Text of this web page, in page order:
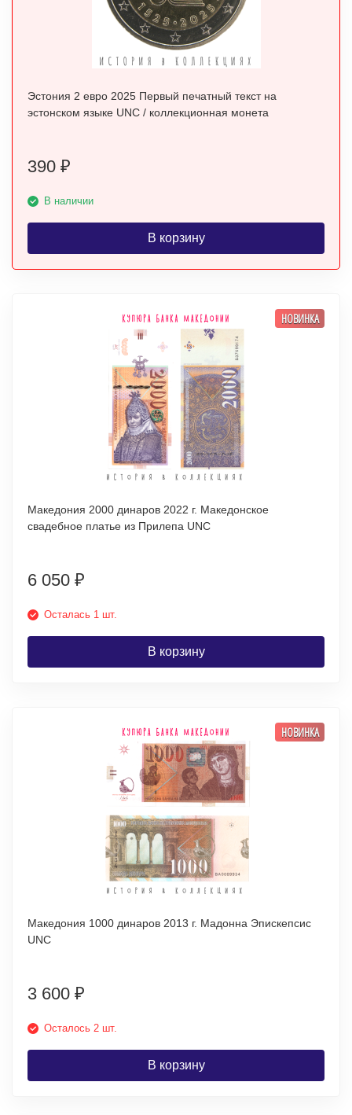
Эстония 2 евро 2025 Первый печатный текст на
эстонском языке UNC / коллекционная монета
390 ₽
В наличии
В корзину
НОВИНКА
Македония 2000 динаров 2022 г. Македонское
свадебное платье из Прилепа UNC
6 050 ₽
Осталась 1 шт.
В корзину
НОВИНКА
Македония 1000 динаров 2013 г. Мадонна Эпискепсис
UNC
3 600 ₽
Осталось 2 шт.
В корзину